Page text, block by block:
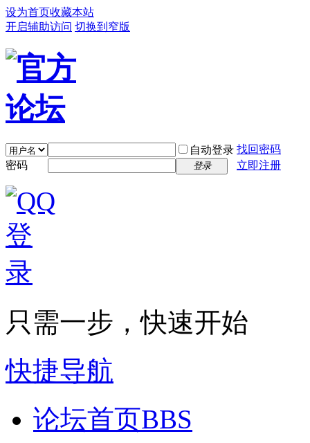
设为首页收藏本站
开启辅助访问 切换到窄版
自动登录 找回密码
密码
登录 立即注册
只需一步，快速开始
快捷导航
论坛首页BBS